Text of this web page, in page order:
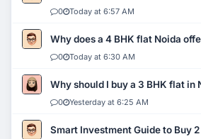
0 Today at 6:57 AM
Why does a 4 BHK flat Noida
0 Today at 6:30 AM
Why should I buy a 3 BHK flat in
0 Yesterday at 6:25 AM
Smart Investment Guide to Buy